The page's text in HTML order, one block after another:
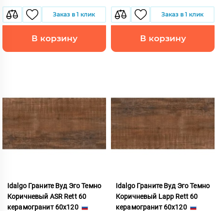
Заказ в 1 клик
В корзину
Заказ в 1 клик
В корзину
Idalgo Граните Вуд Эго Темно
Коричневый ASR Rett 60
керамогранит 60x120
Idalgo Граните Вуд Эго Темно
Коричневый Lapp Rett 60
керамогранит 60x120